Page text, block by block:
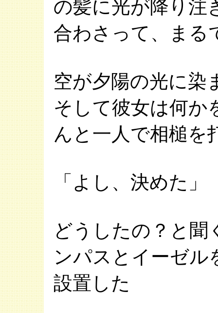
の髪に光が降り注
合わさって、まる
空が夕陽の光に染
そして彼女は何か
んと一人で相槌を
「よし、決めた」
どうしたの？と聞
ンパスとイーゼル
設置した